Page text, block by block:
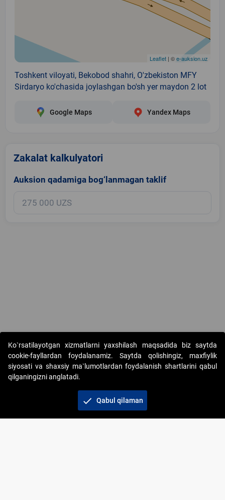
Leaflet | ©e-auksion.uz
Toshkent viloyati, Bekobod shahri, O'zbekiston MFY
Sirdaryo ko'chasida joylashgan bo'sh yer maydon 2 lot
Google Maps Yandex Maps
Zakalat kalkulyatori
Auksion qadamiga bog‘lanmagan taklif
Copyright © 2017-2026. "Elektron onlayn-auksionlarni tashkil etish"
AJ. Barcha huquqlar himoyalangan
+998 71 202-21-11
Ko`rsatilayotgan xizmatlarni yaxshilash maqsadida biz saytda
cookie-fayllardan foydalanamiz. Saytda qolishingiz, maxfiylik
siyosati va shaxsiy ma`lumotlardan foydalanish shartlarini qabul
qilganingizni anglatadi.
check Qabul qilaman